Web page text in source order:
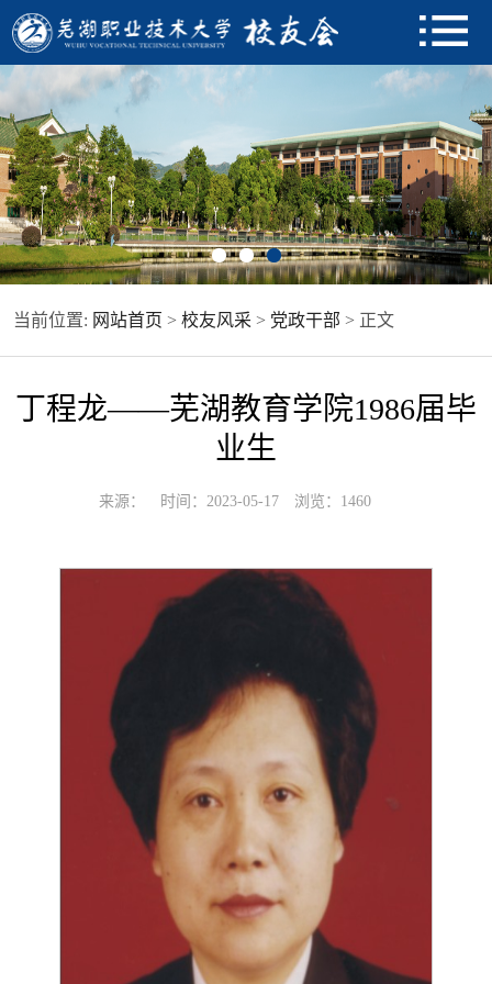
当前位置: 网站首页 > 校友风采 > 党政干部 > 正文
丁程龙——芜湖教育学院1986届毕
业生
来源： 时间：2023-05-17 浏览： 1460